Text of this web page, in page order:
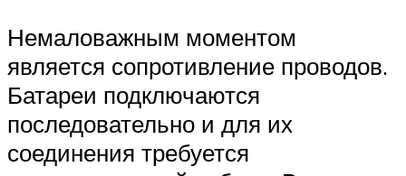
Немаловажным моментом
является сопротивление проводов.
Батареи подключаются
последовательно и для их
соединения требуется